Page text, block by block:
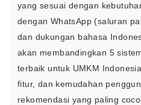
yang sesuai dengan
dengan WhatsApp (saluran
dan dukungan bahasa
akan membandingkan 5
terbaik untuk UMKM
fitur, dan kemudahan
rekomendasi yang paling